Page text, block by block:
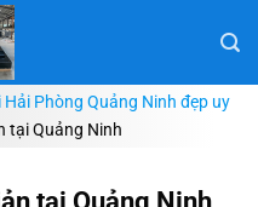
Phòng Quảng Ninh đẹp uy
tại Quảng Ninh